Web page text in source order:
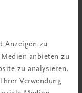
Anzeigen zu
anbieten zu
zu analysieren.
Verwendung